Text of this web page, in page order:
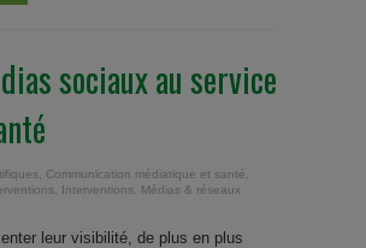
sociaux au service
Communication médiatique et santé
Interventions
Médias & réseaux
leur visibilité, de plus en plus